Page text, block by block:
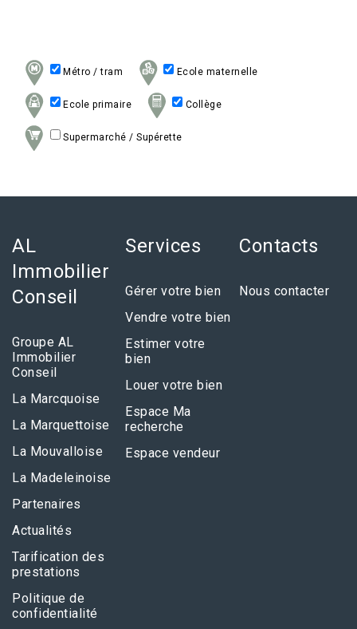
Métro / tram Ecole maternelle
Ecole primaire Collège
Supermarché / Supérette
AL
Immobilier
Conseil
Groupe AL
Immobilier
Conseil
La Marcquoise
La Marquettoise
La Mouvalloise
La Madeleinoise
Partenaires
Actualités
Tarification des
prestations
Politique de
confidentialité
Services
Gérer votre bien
Vendre votre bien
Estimer votre
bien
Louer votre bien
Espace Ma
recherche
Espace vendeur
Contacts
Nous contacter